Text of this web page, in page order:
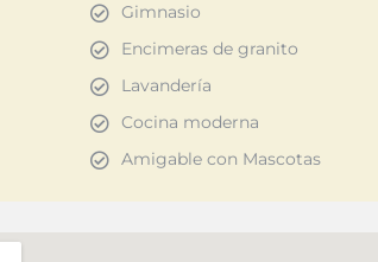
Gimnasio
Encimeras de granito
Lavandería
Cocina moderna
Amigable con Mascotas